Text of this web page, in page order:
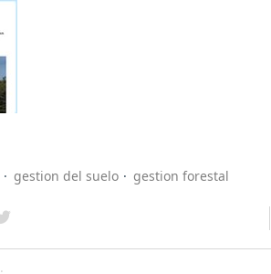
gestion del suelo gestion forestal